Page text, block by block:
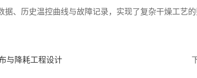
、历史温控曲线与故障记录，实现了复杂干燥工艺的
与降耗工程设计